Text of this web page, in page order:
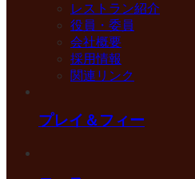
レストラン紹介
役員・委員
会社概要
採用情報
関連リンク
プレイ＆フィー